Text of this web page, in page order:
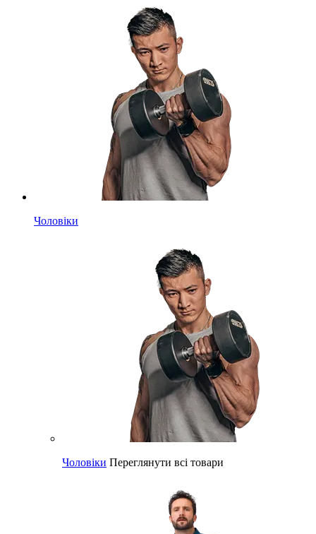
Чоловіки
Чоловіки Переглянути всі товари